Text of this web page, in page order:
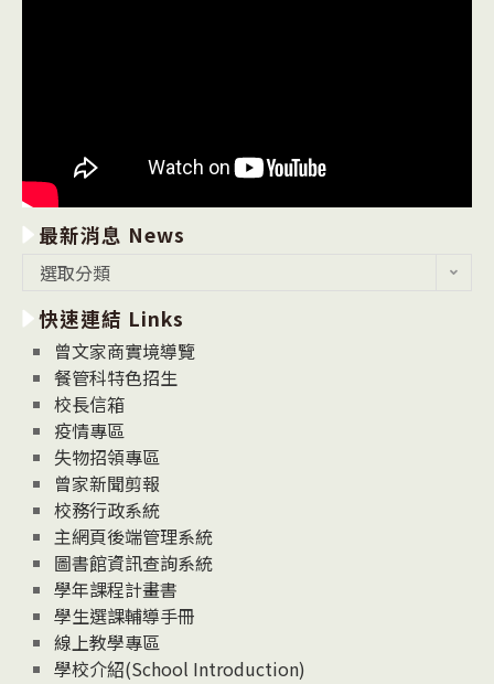
最新消息 News
消
息
News
選取分類
快速連結 Links
曾文家商實境導覽
餐管科特色招生
校長信箱
疫情專區
失物招領專區
曾家新聞剪報
校務行政系統
主網頁後端管理系統
圖書館資訊查詢系統
學年課程計畫書
學生選課輔導手冊
線上教學專區
學校介紹(School Introduction)